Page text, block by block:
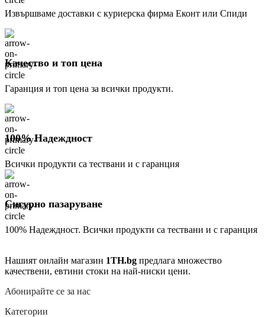
Извършваме доставки с куриерска фирма Еконт или Спиди
Качество и топ цена
Гаранция и топ цена за всички продукти.
100% Надеждност
Всички продукти са тествани и с гаранция
Сигурно пазаруване
100% Надеждност. Всички продукти са тествани и с гаранция
Нашият онлайн магазин 1TH.bg предлага множество
качествени, евтини стоки на най-ниски цени.
Абонирайте се за нас
Категории